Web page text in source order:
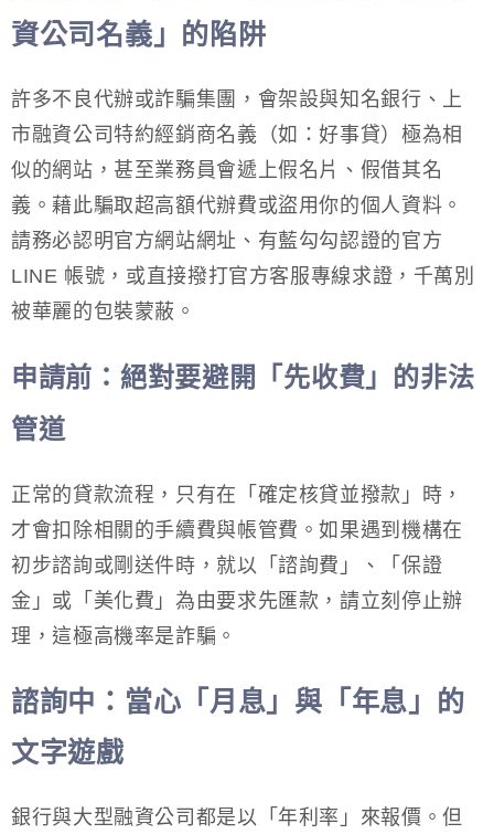
資公司名義」的陷阱
許多不良代辦或詐騙集團，會架設與知名銀行、上
市融資公司特約經銷商名義（如：好事貸）極為相
似的網站，甚至業務員會遞上假名片、假借其名
義。藉此騙取超高額代辦費或盜用你的個人資料。
請務必認明官方網站網址、有藍勾勾認證的官方
LINE 帳號，或直接撥打官方客服專線求證，千萬別
被華麗的包裝蒙蔽。
申請前：絕對要避開「先收費」的非法
管道
正常的貸款流程，只有在「確定核貸並撥款」時，
才會扣除相關的手續費與帳管費。如果遇到機構在
初步諮詢或剛送件時，就以「諮詢費」、「保證
金」或「美化費」為由要求先匯款，請立刻停止辦
理，這極高機率是詐騙。
諮詢中：當心「月息」與「年息」的
文字遊戲
銀行與大型融資公司都是以「年利率」來報價。但